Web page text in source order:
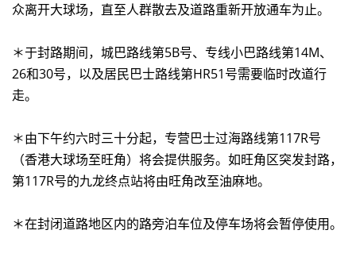
众离开大球场，直至人群散去及道路重新开放通车为止。
＊于封路期间，城巴路线第5B号、专线小巴路线第14M、
26和30号，以及居民巴士路线第HR51号需要临时改道行
走。
＊由下午约六时三十分起，专营巴士过海路线第117R号
（香港大球场至旺角）将会提供服务。如旺角区突发封路，
第117R号的九龙终点站将由旺角改至油麻地。
＊在封闭道路地区内的路旁泊车位及停车场将会暂停使用。